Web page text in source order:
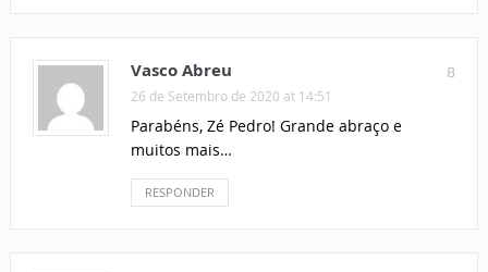
8
Vasco Abreu
26 de Setembro de 2020 at 14:51
Parabéns, Zé Pedro! Grande abraço e
muitos mais…
RESPONDER